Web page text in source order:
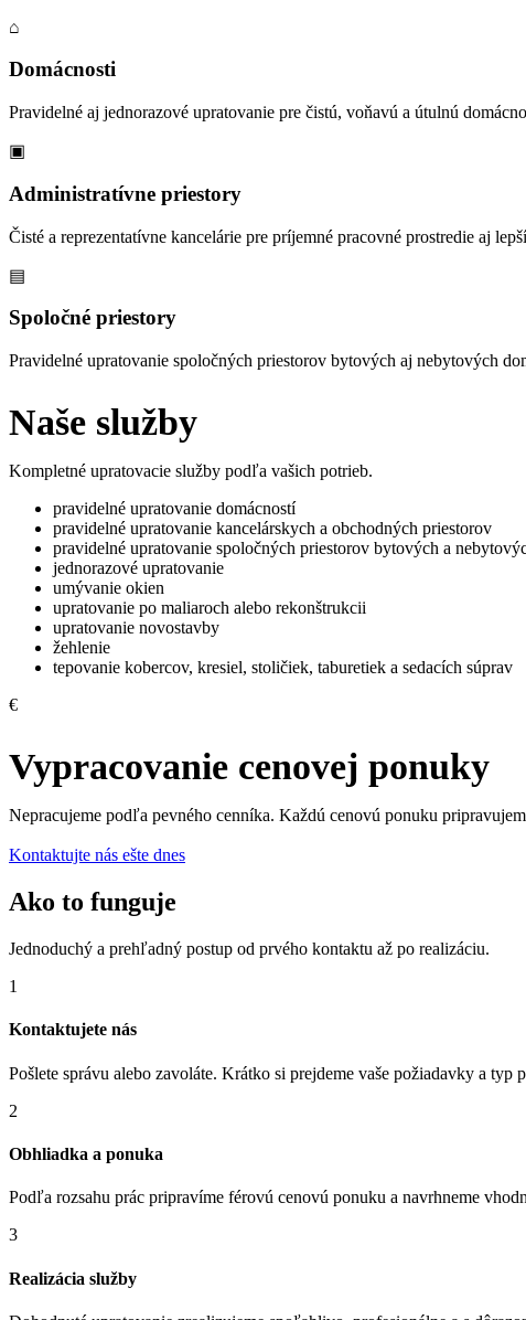
⌂
Domácnosti
Pravidelné aj jednorazové upratovanie pre čistú, voňavú a útulnú
▣
Administratívne priestory
Čisté a reprezentatívne kancelárie pre príjemné pracovné prostredie aj
▤
Spoločné priestory
Pravidelné upratovanie spoločných priestorov bytových aj nebytových
Naše služby
Kompletné upratovacie služby podľa vašich potrieb.
pravidelné upratovanie domácností
pravidelné upratovanie kancelárskych a obchodných priestorov
pravidelné upratovanie spoločných priestorov bytových a
jednorazové upratovanie
umývanie okien
upratovanie po maliaroch alebo rekonštrukcii
upratovanie novostavby
žehlenie
tepovanie kobercov, kresiel, stoličiek, taburetiek a sedacích súprav
€
Vypracovanie cenovej ponuky
Nepracujeme podľa pevného cenníka. Každú cenovú ponuku
Kontaktujte nás ešte dnes
Ako to funguje
Jednoduchý a prehľadný postup od prvého kontaktu až po realizáciu.
1
Kontaktujete nás
Pošlete správu alebo zavoláte. Krátko si prejdeme vaše požiadavky a typ
2
Obhliadka a ponuka
Podľa rozsahu prác pripravíme férovú cenovú ponuku a navrhneme
3
Realizácia služby